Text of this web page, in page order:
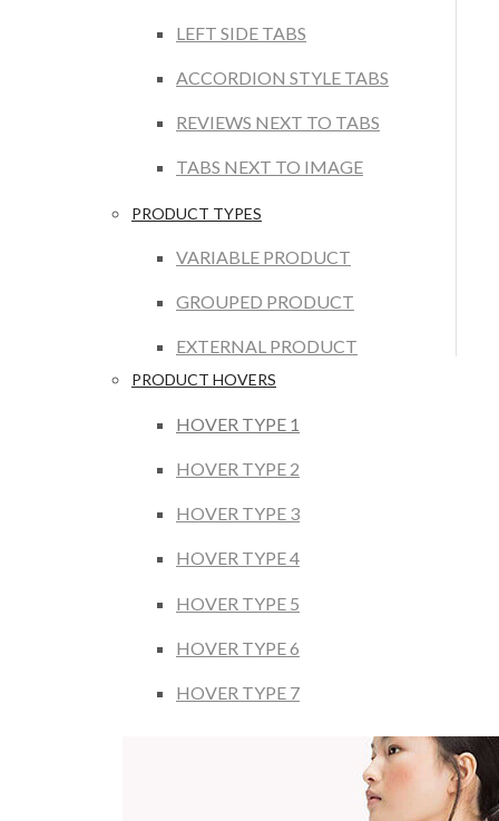
LEFT SIDE TABS
ACCORDION STYLE TABS
REVIEWS NEXT TO TABS
TABS NEXT TO IMAGE
PRODUCT TYPES
VARIABLE PRODUCT
GROUPED PRODUCT
EXTERNAL PRODUCT
PRODUCT HOVERS
HOVER TYPE 1
HOVER TYPE 2
HOVER TYPE 3
HOVER TYPE 4
HOVER TYPE 5
HOVER TYPE 6
HOVER TYPE 7